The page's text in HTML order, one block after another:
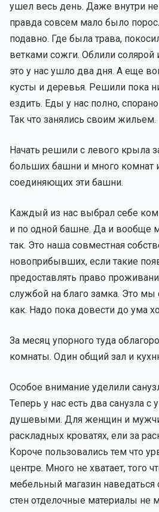
ушел весь день. Даже внутри
правда совсем мало было
подавно. Где была трава,
ветками сожги. Облили
это у нас ушло два дня. А еще
кусты и деревья. Решили пока
ездить. Еды у нас полно,
Так что занялись своим жильем.
Начать решили с левого крыла
больших башни и много комнат
соединяющих эти башни.
Каждый из нас выбрал себе
и по одной башне. Да и вообще
так. Это наша совместная
новоприбывших, если такие
предоставлять право
службой на благо замка. Это
как. Надо пока довести до ума
За месяц упорного туда
комнаты. Один общий зал и
Особое внимание уделили
Теперь у нас есть два санузла с
душевыми. Для женщин и
раскладных кроватях, ели за
Короче пользовались тем что
центре. Много не хватает, того
мебельный магазин наведаться
стен отделочные материалы не